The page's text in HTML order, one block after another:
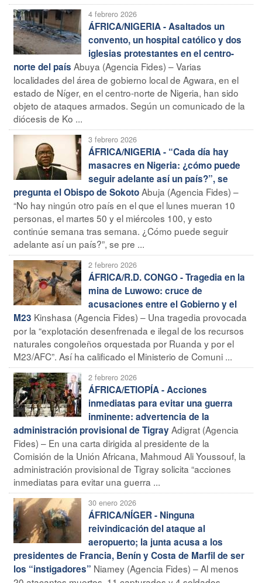
4 febrero 2026
ÁFRICA/NIGERIA - Asaltados un
convento, un hospital católico y dos
iglesias protestantes en el centro-
norte del país Abuya (Agencia Fides) – Varias
localidades del área de gobierno local de Agwara, en el
estado de Níger, en el centro-norte de Nigeria, han sido
objeto de ataques armados. Según un comunicado de la
diócesis de Ko ...
3 febrero 2026
ÁFRICA/NIGERIA - “Cada día hay
masacres en Nigeria: ¿cómo puede
seguir adelante así un país?”, se
pregunta el Obispo de SokotoAbuja (Agencia Fides) –
“No hay ningún otro país en el que el lunes mueran 10
personas, el martes 50 y el miércoles 100, y esto
continúe semana tras semana. ¿Cómo puede seguir
adelante así un país?”, se pre ...
2 febrero 2026
ÁFRICA/R.D. CONGO - Tragedia en la
mina de Luwowo: cruce de
acusaciones entre el Gobierno y el
M23 Kinshasa (Agencia Fides) – Una tragedia provocada
por la “explotación desenfrenada e ilegal de los recursos
naturales congoleños orquestada por Ruanda y por el
M23/AFC”. Así ha calificado el Ministerio de Comuni ...
2 febrero 2026
ÁFRICA/ETIOPÍA - Acciones
inmediatas para evitar una guerra
inminente: advertencia de la
administración provisional de TigrayAdigrat (Agencia
Fides) – En una carta dirigida al presidente de la
Comisión de la Unión Africana, Mahmoud Ali Youssouf, la
administración provisional de Tigray solicita “acciones
inmediatas para evitar una guerra ...
30 enero 2026
ÁFRICA/NÍGER - Ninguna
reivindicación del ataque al
aeropuerto; la junta acusa a los
presidentes de Francia, Benín y Costa de Marfil de ser
los “instigadores” Niamey (Agencia Fides) – Al menos